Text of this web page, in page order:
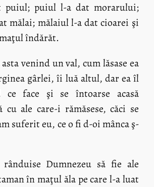
puiul; puiul l-a dat morarului;
mălai; mălaiul l-a dat cioarei şi
îndărăt.
venind un val, cum lăsase ea
gârlei, îi luă altul, dar ea îl
ce face şi se întoarse acasă
cu ale care-i rămăsese, căci se
suferit eu, ce o fi d-oi mânca ş-
rânduise Dumnezeu să fie ale
în maţul ăla pe care l-a luat